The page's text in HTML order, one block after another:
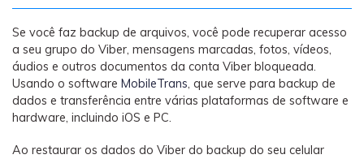
Se você faz backup de arquivos, você pode recuperar acesso
a seu grupo do Viber, mensagens marcadas, fotos, vídeos,
áudios e outros documentos da conta Viber bloqueada.
Usando o software MobileTrans, que serve para backup de
dados e transferência entre várias plataformas de software e
hardware, incluindo iOS e PC.
Ao restaurar os dados do Viber do backup do seu celular